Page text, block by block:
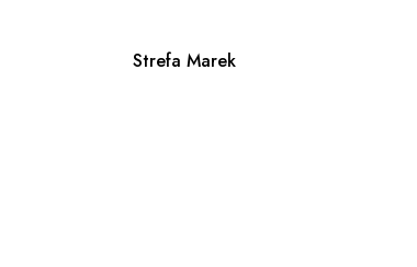
Strefa Marek